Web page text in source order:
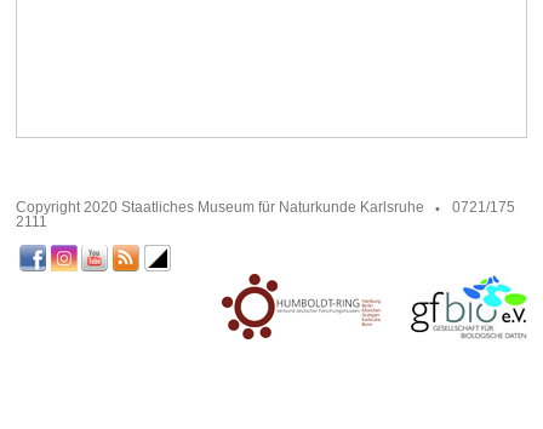
Copyright 2020 Staatliches Museum für Naturkunde Karlsruhe
0721/175
2111